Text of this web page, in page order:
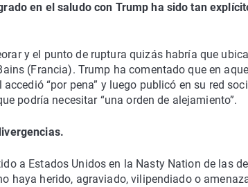
en el saludo con Trump ha sido tan
y el punto de ruptura quizás habría que
(Francia). Trump ha comentado que en
“por pena” y luego publicó en su red
podría necesitar “una orden de alejamiento”.
a Estados Unidos en la Nasty Nation de las
haya herido, agraviado, vilipendiado o